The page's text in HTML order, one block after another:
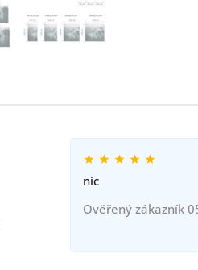
nic
Ověřený zákazník